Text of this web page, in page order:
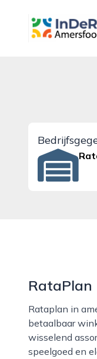
RataPlan
Rataplan in amersfoort is een kringloopwinkel waar duurzaamheid, sociale betrokkenheid en
betaalbaar
wisselend
speelgoed en